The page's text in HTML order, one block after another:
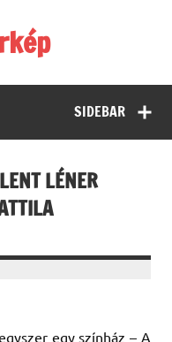
SIDEBAR
LÉNER
egy színház – A